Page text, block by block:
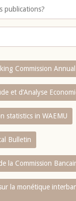
Commission
et d’Analyse
statistics in WAEMU
Bulletin
la Commission
la monétique